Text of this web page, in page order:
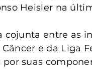
Heisler na
cojunta entre as
e da Liga
suas